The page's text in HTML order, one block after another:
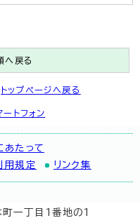
へ戻る
トップページへ戻る
ートフォン
あたって
用規定 リンク集
一丁目1番地の1